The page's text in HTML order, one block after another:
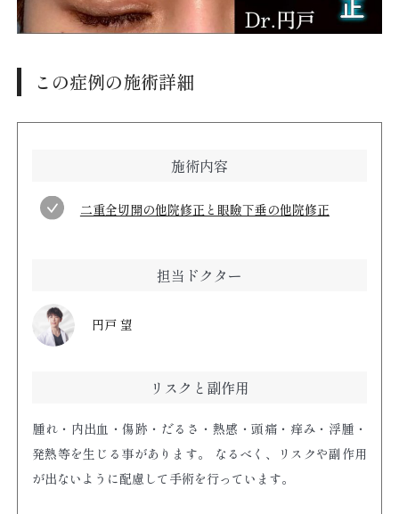
この症例の施術詳細
施術内容
二重全切開の他院修正と眼瞼下垂の他院修正
担当ドクター
円戸 望
リスクと副作用
腫れ・内出血・傷跡・だるさ・熱感・頭痛・痒み・浮腫・
発熱等を生じる事があります。 なるべく、リスクや副作用
が出ないように配慮して手術を行っています。